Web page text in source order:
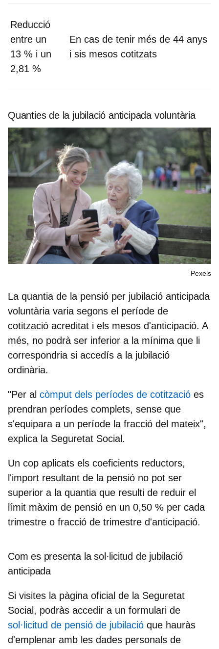
Reducció
entre un
13 % i un
2,81 %
En cas de tenir més de 44 anys
i sis mesos cotitzats
Quanties de la jubilació anticipada voluntària
Pexels
La quantia de la pensió per jubilació anticipada
voluntària varia segons el període de
cotització acreditat i els mesos d'anticipació. A
més, no podrà ser inferior a la mínima que li
correspondria si accedís a la jubilació
ordinària.
"Per al còmput dels períodes de cotització es
prendran períodes complets, sense que
s'equipara a un període la fracció del mateix",
explica la Seguretat Social.
Un cop aplicats els coeficients reductors,
l'import resultant de la pensió no pot ser
superior a la quantia que resulti de reduir el
límit màxim de pensió en un 0,50 % per cada
trimestre o fracció de trimestre d'anticipació.
Com es presenta la sol·licitud de jubilació
anticipada
Si visites la pàgina oficial de la Seguretat
Social, podràs accedir a un formulari de
sol·licitud de pensió de jubilació que hauràs
d'emplenar amb les dades personals de